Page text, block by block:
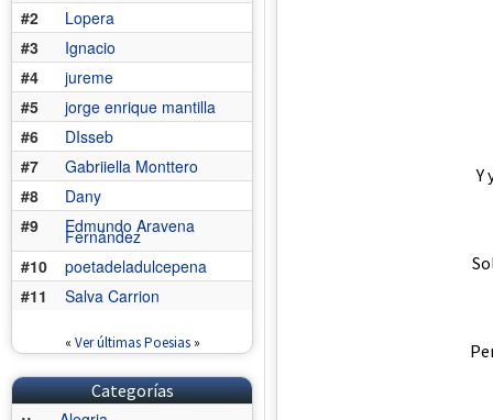
#2
Lopera
#3
Ignacio
#4
jureme
#5
jorge enrique mantilla
#6
DIsseb
#7
Gabriiella Monttero
#8
Dany
#9
Edmundo Aravena
Fernández
#10
poetadeladulcepena
#11
Salva Carrion
« Ver últimas Poesias»
Categorías
Y